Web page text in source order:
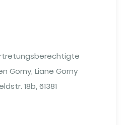
Gorny, Liane Gorny
18b, 61381